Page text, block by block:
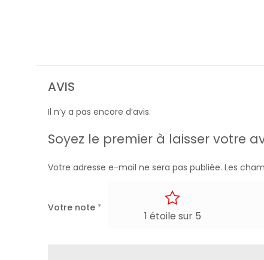
AVIS
Il n’y a pas encore d’avis.
Soyez le premier à laisser votre
Votre adresse e-mail ne sera pas publiée. Les
Votre note *
1 étoile sur 5